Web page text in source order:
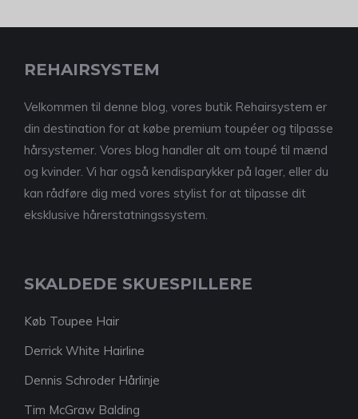
REHAIRSYSTEM
Velkommen til denne blog, vores butik Rehairsystem er
din destination for at købe premium toupéer og tilpasse
hårsystemer. Vores blog handler alt om toupé til mænd
og kvinder. Vi har også kendisparykker på lager, eller du
kan rådføre dig med vores stylist for at tilpasse dit
eksklusive hårerstatningssystem.
SKALDEDE SKUESPILLERE
Køb Toupee Hair
Derrick White Hairline
Dennis Schroder Hårlinje
Tim McGraw Balding